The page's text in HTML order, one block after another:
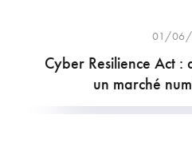
01/06/
Cyber Resilience Act :
un marché